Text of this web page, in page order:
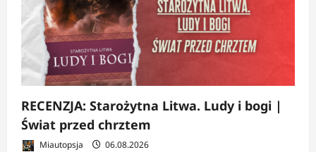
RECENZJA: Starożytna Litwa. Ludy i bogi |
Świat przed chrztem
Miautopsja 06.08.2026